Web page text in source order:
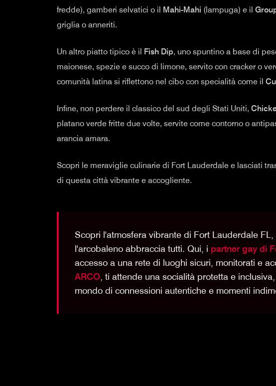
fredde), gamberi selvatici o il Mahi-Mahi (lampuga) e il
griglia o anneriti.
Un altro piatto tipico è il Fish Dip, uno spuntino a base di
maionese, spezie e succo di limone, servito con cracker o
comunità latina si riflettono nel cibo con specialità come il
Infine, non perdere il classico del sud degli Stati Uniti,
platano verde fritte due volte, servite come contorno o
arancia amara.
Scopri le meraviglie culinarie di Fort Lauderdale e lasciati
di questa città vibrante e accogliente.
Scopri l'atmosfera vibrante di Fort Lauderdale
l'arcobaleno abbraccia tutti. Qui, i partner gay di
accesso a una rete di luoghi sicuri, monitorati e
ARCO , ti attende una socialità protetta e
mondo di connessioni autentiche e momenti